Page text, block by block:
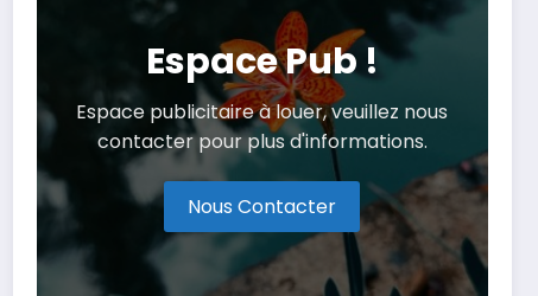
Espace Pub !
Espace publicitaire à louer, veuillez nous
contacter pour plus d'informations.
Nous Contacter